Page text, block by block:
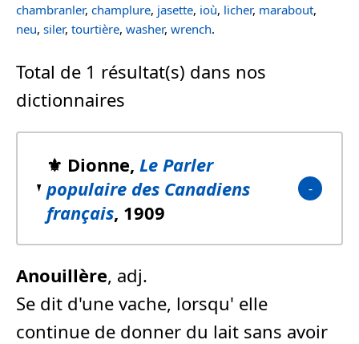
chambranler, champlure, jasette, ioù, licher, marabout,
neu, siler, tourtière, washer, wrench.
Total de 1 résultat(s) dans nos
dictionnaires
⚜️ Dionne, Le Parler
populaire des Canadiens
français, 1909
Anouillère, adj.
Se dit d'une vache, lorsqu' elle
continue de donner du lait sans avoir